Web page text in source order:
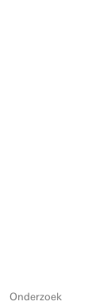
Onderzoek